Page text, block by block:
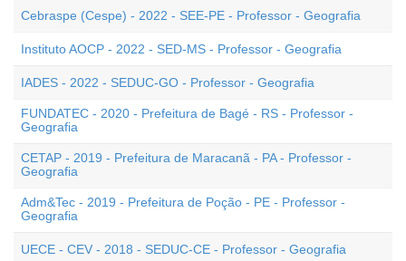
Cebraspe (Cespe) - 2022 - SEE-PE - Professor - Geografia
Instituto AOCP - 2022 - SED-MS - Professor - Geografia
IADES - 2022 - SEDUC-GO - Professor - Geografia
FUNDATEC - 2020 - Prefeitura de Bagé - RS - Professor -
Geografia
CETAP - 2019 - Prefeitura de Maracanã - PA - Professor -
Geografia
Adm&Tec - 2019 - Prefeitura de Poção - PE - Professor -
Geografia
UECE - CEV - 2018 - SEDUC-CE - Professor - Geografia